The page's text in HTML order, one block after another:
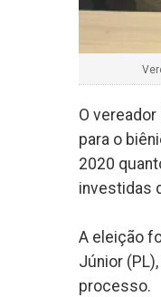
O
para o
2020
investidas
A eleição
Júnior
processo.